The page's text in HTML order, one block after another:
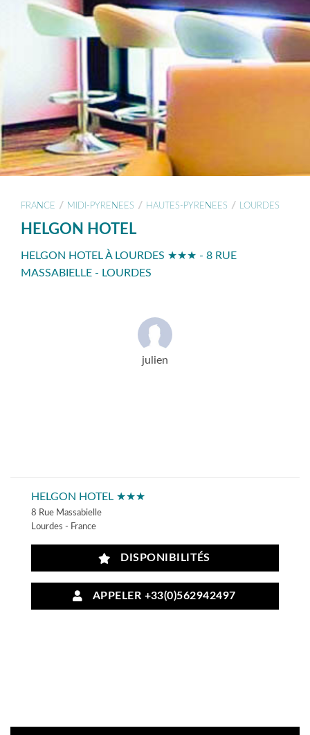
FRANCE / MIDI-PYRENEES / HAUTES-PYRENEES / LOURDES
HELGON HOTEL
HELGON HOTEL À LOURDES ★★★ - 8 RUE
MASSABIELLE - LOURDES
julien
HELGON HOTEL ★★★
8 Rue Massabielle
Lourdes - France
DISPONIBILITÉS
APPELER +33(0)562942497